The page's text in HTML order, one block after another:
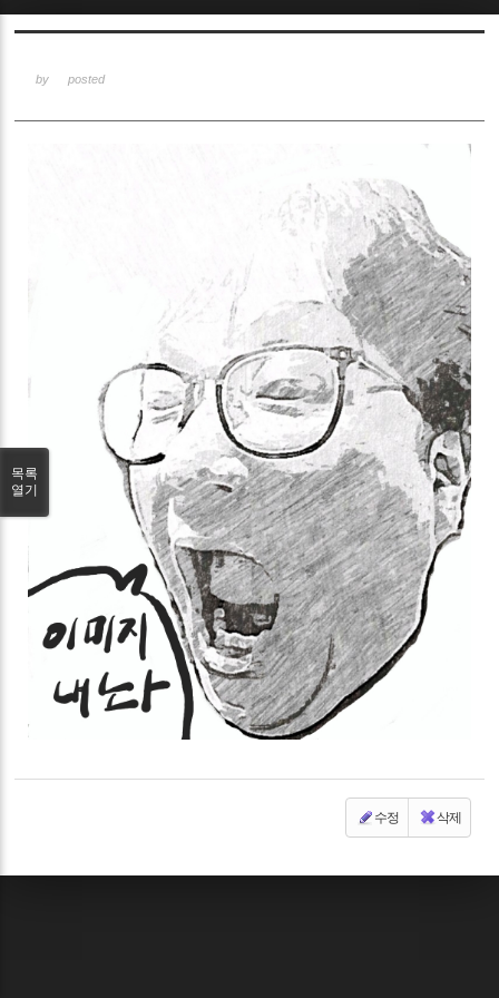
by posted
수정 삭제
목록
열기
Sketchbook5, 스케치북5
Sketchbook5, 스케치북5